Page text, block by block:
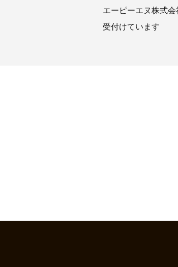
エーピーエヌ株式会
受付けています